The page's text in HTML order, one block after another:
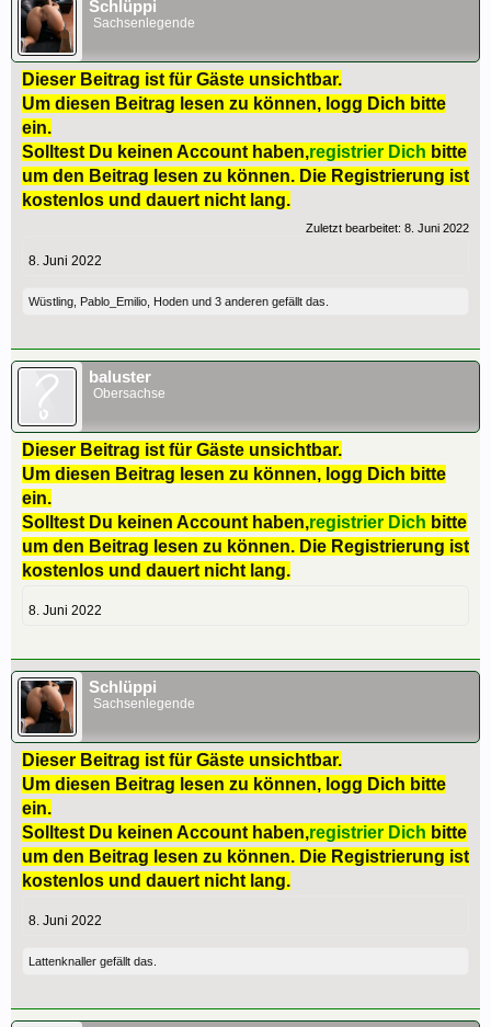
Schlüppi
Sachsenlegende
Dieser Beitrag ist für Gäste unsichtbar.
Um diesen Beitrag lesen zu können, logg Dich bitte
ein.
Solltest Du keinen Account haben,registrier Dich bitte
um den Beitrag lesen zu können. Die Registrierung ist
kostenlos und dauert nicht lang.
Zuletzt bearbeitet: 8. Juni 2022
8. Juni 2022
Wüstling, Pablo_Emilio, Hoden und 3 anderen gefällt das.
baluster
Obersachse
Dieser Beitrag ist für Gäste unsichtbar.
Um diesen Beitrag lesen zu können, logg Dich bitte
ein.
Solltest Du keinen Account haben,registrier Dich bitte
um den Beitrag lesen zu können. Die Registrierung ist
kostenlos und dauert nicht lang.
8. Juni 2022
Schlüppi
Sachsenlegende
Dieser Beitrag ist für Gäste unsichtbar.
Um diesen Beitrag lesen zu können, logg Dich bitte
ein.
Solltest Du keinen Account haben,registrier Dich bitte
um den Beitrag lesen zu können. Die Registrierung ist
kostenlos und dauert nicht lang.
8. Juni 2022
Lattenknaller gefällt das.